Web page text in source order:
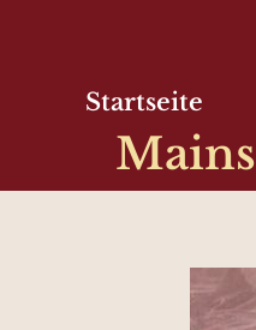
Startseite